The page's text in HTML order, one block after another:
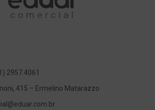
2957.4061
415 – Ermelino Matarazzo